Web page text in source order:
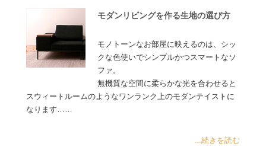
モダンリビングを作る生地の選び方
モノトーンなお部屋に映えるのは、シッ
クな色使いでシンプルかつスマートなソ
ファ。
無機質な空間に柔らかな光を合わせると
スウィートルームのようなワンランク上のモダンテイストに
なります……
...続きを読む